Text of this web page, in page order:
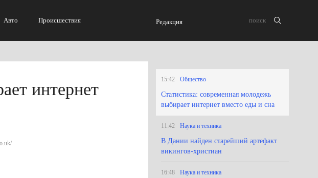
Авто Происшествия Редакция
интернет
15:42 Общество
Статистика: современная молодежь
выбирает интернет вместо еды и сна
11:42 Наука и техника
В Дании найден старейший артефакт
викингов-христиан
16:48 Наука и техника